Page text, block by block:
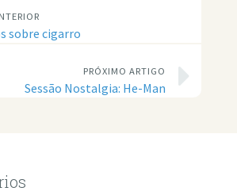
sobre cigarro
PRÓXIMO ARTIGO
Sessão Nostalgia: He-Man